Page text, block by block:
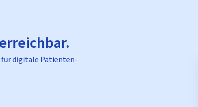
für digitale Patienten-